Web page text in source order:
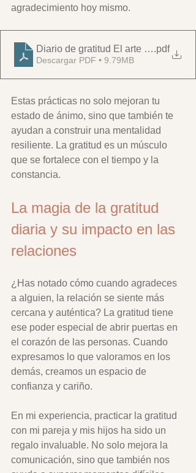
agradecimiento hoy mismo.
Diario de gratitud El arte de vivir -
.pdf
Descargar PDF • 9.79MB
Estas prácticas no solo mejoran tu
estado de ánimo, sino que también te
ayudan a construir una mentalidad
resiliente. La gratitud es un músculo
que se fortalece con el tiempo y la
constancia.
La magia de la gratitud
diaria y su impacto en las
relaciones
¿Has notado cómo cuando agradeces
a alguien, la relación se siente más
cercana y auténtica? La gratitud tiene
ese poder especial de abrir puertas en
el corazón de las personas. Cuando
expresamos lo que valoramos en los
demás, creamos un espacio de
confianza y cariño.
En mi experiencia, practicar la gratitud
con mi pareja y mis hijos ha sido un
regalo invaluable. No solo mejora la
comunicación, sino que también nos